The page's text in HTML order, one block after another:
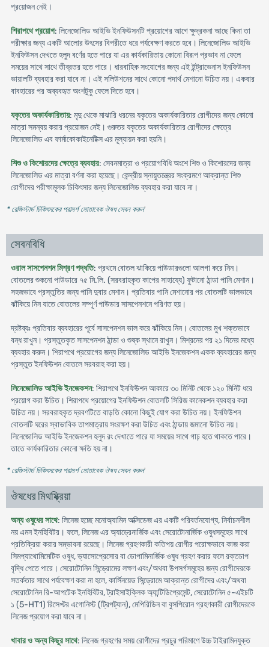
প্রয়োজন নেই।
শিরাপথে প্রয়োগ: লিনেজোলিড আইভি ইনফিউসনটি প্রয়োগের আগে ক্ষুদ্রকনা আছে কিনা তা
পরীক্ষার জন্য একটি আলোর উৎসের বিপরীতে ধরে পর্যবেক্ষণ করতে হবে। লিনেজোলিড আইভি
ইনফিউসন দেখতে হলুদ বর্ণের হতে পারে যা এর কার্যকারিতায় কোনো বিরূপ প্রভাব না ফেলে
সময়ের সাথে সাথে তীব্রতর হতে পারে। ধারবাহিক সংযোগের জন্য এই ইন্ট্রাভেনাস ইনফিউসন
ভায়ালটি ব্যবহার করা যাবে না। এই সলিউশনের সাথে কোনো পদার্থ মেশানো উচিত নয়। একবার
বাবহারের পর অব্যবহৃত অংশটুকু ফেলে দিতে হবে।
যকৃতের অকার্যকারিতায়: মৃদু থেকে মাঝারি ধরনের যকৃতের অকার্যকারিতার রোগীদের জন্য কোনো
মাত্রা সমন্বয় করার প্রয়োজন নেই। গুরুতর যকৃতের অকার্যকারিতার রোগীদের ক্ষেত্রে
লিনেজোলিড এব ফার্মাকোকাইনেটিক্স এর মূল্যায়ন করা হয়নি।
শিশু ও কিশোরদের ক্ষেত্রে ব্যবহার: সেবনমাত্রা ও প্রয়োগবিধি অংশে শিশু ও কিশোরদের জন্য
লিনেজোলিড এর মাত্রা বর্ণনা করা হয়েছে। কেন্দ্রীয় স্নায়ুতন্ত্রের সংক্রমণে আক্রান্ত শিশু
রোগীদের পরীক্ষামূলক চিকিৎসার জন্য লিনেজোলিড ব্যবহার করা যাবে না।
* রেজিস্টার্ড চিকিৎসকের পরামর্শ মোতাবেক ঔষধ সেবন করুন'
সেবনবিধি
ওরাল সাসপেনশন মিশ্রণ পদ্ধতি: প্রথমে বোতল ঝাকিয়ে পাউডারগুলো আলগা করে নিন।
বোতলের শুকনো পাউডারে ৭৫ মি.লি. (সরবরাহকৃত কাপের সাহায্যে) ফুটানো ঠান্ডা পানি মেশান।
সহজভাবে প্রস্তুতির জন্য পানি দুবার মেশান। প্রতিবার পানি মেশানোর পর বোতলটি ভালভাবে
ঝাঁকিয়ে নিন যাতে বোতলের সম্পূর্ণ পাউডার সাসপেনশনে পরিণত হয়।
দ্রষ্টব্যঃ প্রতিবার ব্যবহারের পূর্বে সাসপেনশন ভাল করে ঝাঁকিয়ে নিন। বোতলের মুখ শক্তভাবে
বন্ধ রাখুন। প্রস্তুতকৃত সাসপেনশন ঠান্ডা ও শুষ্ক স্থানে রাখুন। মিশ্রনের পর ২১ দিনের মধ্যে
ব্যবহার করুন। শিরাপথে প্রয়োগের জন্য লিনেজোলিড আইভি ইনজেকশন একক ব্যবহারের জন্য
প্রস্তুত ইনফিউশন বোতলে সরবরাহ করা হয়।
লিনেজোলিড আইভি ইনজেকশন: শিরাপথে ইনফিউশন আকারে ৩০ মিনিট থেকে ১২০ মিনিট ধরে
প্রয়োগ করা উচিত। শিরাপথে প্রয়োগের ইনফিউশন বোতলটি সিরিজ কানেকশন ব্যবহার করা
উচিত নয়। সরবরাহকৃত দ্রবণটিতে বাড়তি কোনো কিছুই যোগ করা উচিত নয়। ইনফিউশন
বোতলটি ঘরের স্বাভাবিক তাপমাত্রায় সংরক্ষণ করা উচিত এবং ঠান্ডায় জমানো উচিত নয়।
লিনেজোলিড আইভি ইনজেকশন হলুদ রং দেখাতে পারে যা সময়ের সাথে গাঢ় হতে থাকতে পারে।
তাতে কার্যকারিতার কোনো ক্ষতি হয় না।
* রেজিস্টার্ড চিকিৎসকের পরামর্শ মোতাবেক ঔষধ সেবন করুন'
ঔষধের মিথষ্ক্রিয়া
অন্য ওষুধের সাথে: লিনেজ হচ্ছে মনোঅ্যামিন অক্সিডেজ এর একটি পরিবর্তনযোগ্য, নির্বাচনশীল
নয় এমন ইনহিবিটর। ফলে, লিনেজ এর অ্যাড্রেনার্জিক এবং সেরোটোনার্জিক ওষুধসমূহের সাথে
প্রতিক্রিয়া করার সম্ভাবনা রয়েছে। লিনেজ গ্রহণকারী কতিপয় রোগীর পরোক্ষভাবে কাজ করা
সিমপ্যাথোমিমেটিক ওষুধ, ভ্যাসোপ্রেসোর বা ডোপামিনার্জিক ওষুধ গ্রহণ করার ফলে রক্তচাপ
বৃদ্ধি পেতে পারে। সেরোটোনিন সিন্ড্রোমের লক্ষণ এবং/অথবা উপসর্গসমূহের জন্য রোগীদেরকে
সতর্কতার সাথে পর্যবেক্ষণ করা না হলে, কার্সিনয়েড সিন্ড্রোমে আক্রান্ত রোগীদের এবং/অথবা
সেরোটোনিন রি-আপটেক ইনহিবিটর, ট্রাইসাইক্লিক অ্যান্টিডিপ্রেসেন্ট, সেরোটোনিন ৫-এইচটি
১ (5-HT1) রিসেপ্টর এগোনিস্ট (ট্রিপট্যান), মেপিরিডিন বা বুসপিরোন গ্রহণকারী রোগীদেরকে
লিনেজ প্রয়োগ করা যাবে না।
খাবার ও অন্য কিছুর সাথে: লিনেজ গ্রহণের সময় রোগীদের প্রচুর পরিমাণে উচ্চ টাইরামিনযুক্ত